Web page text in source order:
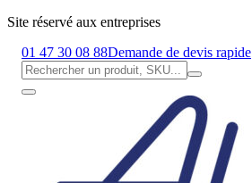
Site réservé aux entreprises
01 47 30 08 88Demande de devis rapide